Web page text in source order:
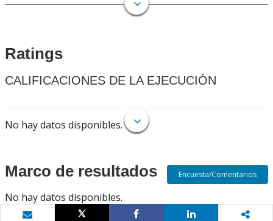
Ratings
CALIFICACIONES DE LA EJECUCIÓN
No hay datos disponibles.
Marco de resultados
No hay datos disponibles.
Encuesta/Comentarios